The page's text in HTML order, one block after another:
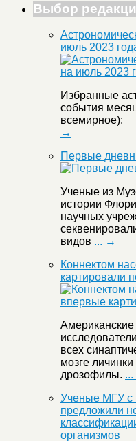
Выбор
июль 2023
Избранные
события
→
Первые
Ученые из
истории
научных
видов ... →
Коннектом
картировали
Американские
всех
мозге
дрозофилы.
Ученые МГУ с
предложили
организмов